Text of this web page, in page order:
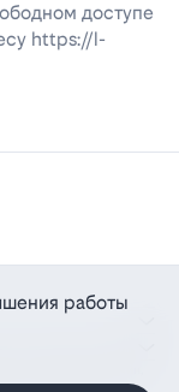
доступе
https://l-
работы